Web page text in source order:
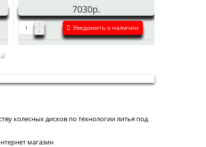
7030р.
Уведомить о наличии
колесных дисков по технологии литья под
магазин